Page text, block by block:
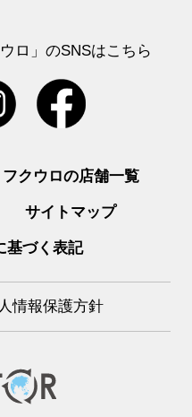
ロ」のSNSはこちら
フクウロの店舗一覧
サイトマップ
基づく表記
情報保護方針